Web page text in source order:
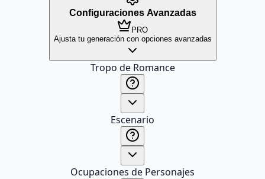
Configuraciones Avanzadas
PRO
Ajusta tu generación con opciones avanzadas
Tropo de Romance
Escenario
Ocupaciones de Personajes